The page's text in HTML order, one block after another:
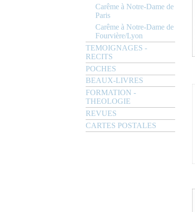
Carême à Notre-Dame de
Paris
Carême à Notre-Dame de
Fourvière/Lyon
TEMOIGNAGES -
RECITS
POCHES
BEAUX-LIVRES
FORMATION -
THEOLOGIE
REVUES
CARTES POSTALES